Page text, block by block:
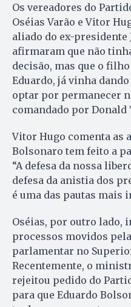
Os vereadores do
Oséias Varão e Vitor
aliado do ex-
afirmaram que não
decisão, mas que o
Eduardo, já vinha
optar por permanecer
comandado por Donald
Vitor Hugo comenta as
Bolsonaro tem feito a
“A defesa da nossa
defesa da anistia dos
é uma das pautas mais
Oséias, por outro lado,
processos movidos
parlamentar no
Recentemente, o
rejeitou pedido do
para que Eduardo